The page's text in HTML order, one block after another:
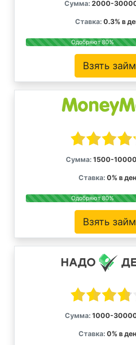
Сумма: 2000-
Ставка: 0.3% в
Одобряют 80%
Взять займ
Сумма: 1500-
Ставка: 0% в
Одобряют 80%
Взять займ
Сумма: 1000-
Ставка: 0% в